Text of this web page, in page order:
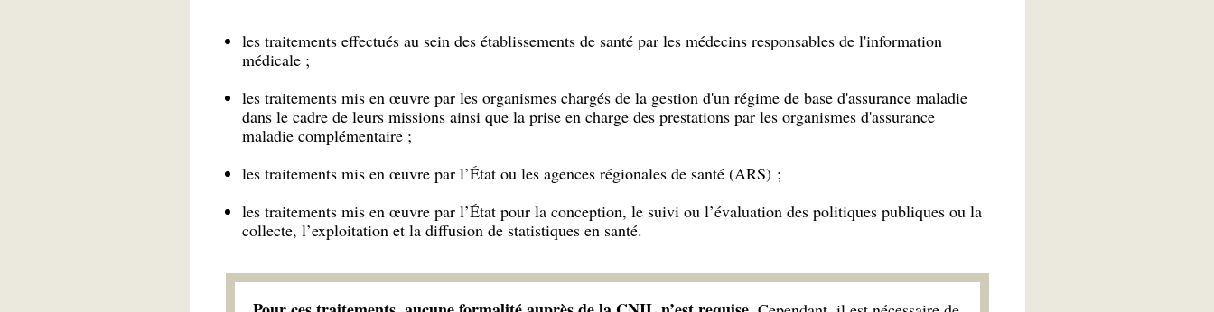
les traitements effectués au sein des établissements de santé par les médecins responsables de l'information
médicale ;
les traitements mis en œuvre par les organismes chargés de la gestion d'un régime de base d'assurance maladie
dans le cadre de leurs missions ainsi que la prise en charge des prestations par les organismes d'assurance
maladie complémentaire ;
les traitements mis en œuvre par l’État ou les agences régionales de santé (ARS) ;
les traitements mis en œuvre par l’État pour la conception, le suivi ou l’évaluation des politiques publiques ou la
collecte, l’exploitation et la diffusion de statistiques en santé.